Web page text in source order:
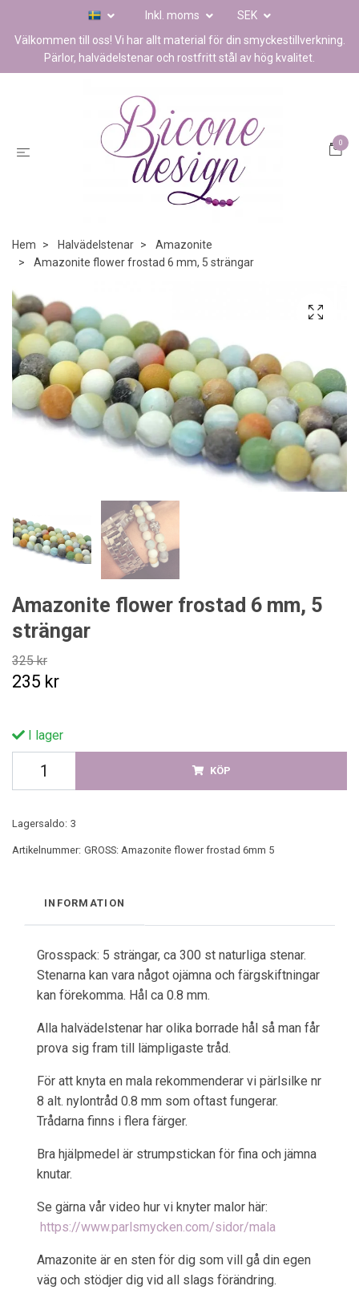
Inkl. moms
SEK
Välkommen till oss! Vi har allt material för din smyckestillverkning.
Pärlor, halvädelstenar och rostfritt stål av hög kvalitet.
0
Hem Halvädelstenar
Amazonite
Amazonite flower frostad 6 mm, 5 strängar
Amazonite flower frostad 6 mm, 5
strängar
325 kr
235 kr
I lager
KÖP
Lagersaldo: 3
Artikelnummer: GROSS: Amazonite flower frostad 6mm 5
INFORMATION
Grosspack: 5 strängar, ca 300 st naturliga stenar.
Stenarna kan vara något ojämna och färgskiftningar
kan förekomma. Hål ca 0.8 mm.
Alla halvädelstenar har olika borrade hål så man får
prova sig fram till lämpligaste tråd.
För att knyta en mala rekommenderar vi pärlsilke nr
8 alt. nylontråd 0.8 mm som oftast fungerar.
Trådarna finns i flera färger.
Bra hjälpmedel är strumpstickan för fina och jämna
knutar.
Se gärna vår video hur vi knyter malor här:
https://www.parlsmycken.com/sidor/mala
Amazonite är en sten för dig som vill gå din egen
väg och stödjer dig vid all slags förändring.